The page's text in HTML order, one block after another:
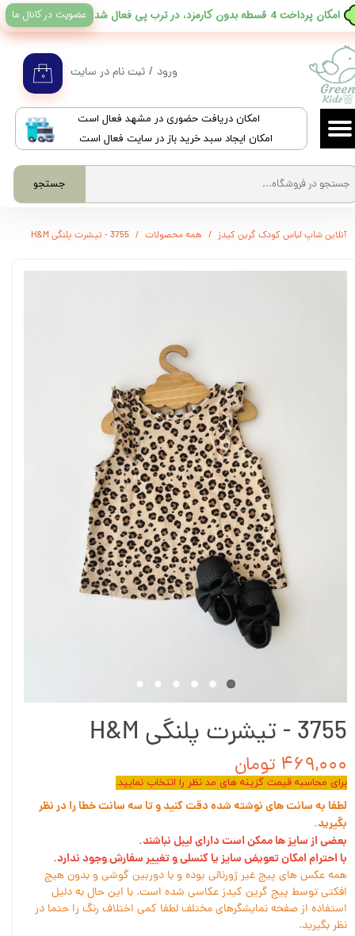
​امکان دریافت حضوری در مشهد فعال است
امکان ایجاد سبد خرید باز در سایت فعال است
جستجو
۰ ورود / ثبت نام در سایت
حساب کاربری من
تغییر گذر واژه
سفارشات
خروج از حساب کاربری
​امکان پرداخت 4 قسطه بدون کارمزد، در ترب پی فعال شد عضویت در کانال ما
آنلاین شاپ لباس کودک گرین کیدز همه محصولات 3755 - تیشرت پلنگی H&M
3755 - تیشرت پلنگی H&M
۴۶۹,۰۰۰ تومان
برای محاسبه قیمت گزینه های مد نظر را انتخاب نمایید.
لطفا به سانت های نوشته شده دقت کنید و تا سه سانت خطا را در نظر
بگیرید.
بعضی از سایز ها ممکن است دارای لیبل نباشند.
با احترام امکان تعویض سایز یا کنسلی و تغییر سفارش وجود ندارد.
همه عکس های پیج غیر ژورنالی بوده و با دوربین گوشی و بدون هیچ
افکتی توسط پیج گرین کیدز عکاسی شده است. با این حال به دلیل
استفاده از صفحه نمایشگرهای مختلف لطفا کمی اختلاف رنگ را حتما در
نظر بگیرید.